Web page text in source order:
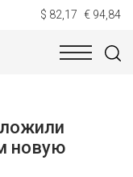
$ 82,17 € 94,84
новую